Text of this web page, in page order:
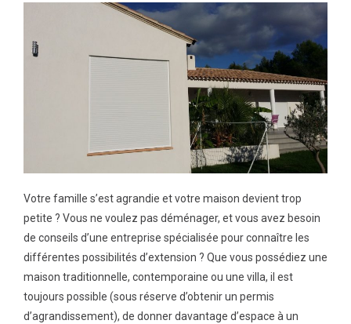
Votre famille s’est agrandie et votre maison devient trop
petite ? Vous ne voulez pas déménager, et vous avez besoin
de conseils d’une entreprise spécialisée pour connaître les
différentes possibilités d’extension ? Que vous possédiez une
maison traditionnelle, contemporaine ou une villa, il est
toujours possible (sous réserve d’obtenir un permis
d’agrandissement), de donner davantage d’espace à un